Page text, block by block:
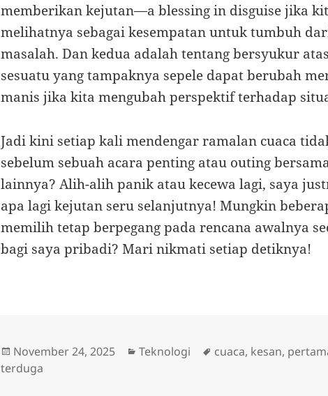
memberikan kejutan—a blessing in disguise jika
melihatnya sebagai kesempatan untuk tumbuh
masalah. Dan kedua adalah tentang bersyukur
sesuatu yang tampaknya sepele dapat berubah
manis jika kita mengubah perspektif terhadap
Jadi kini setiap kali mendengar ramalan cuaca
sebelum sebuah acara penting atau outing
lainnya? Alih-alih panik atau kecewa lagi, saya
apa lagi kejutan seru selanjutnya! Mungkin
memilih tetap berpegang pada rencana awalnya
bagi saya pribadi? Mari nikmati setiap detiknya!
Posted
on
November 24, 2025 Categories
Teknologi Tags
cuaca, kesan,
terduga